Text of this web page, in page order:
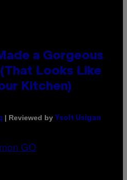
a Gorgeous
Looks Like
Kitchen)
| Reviewed by Ysolt Usigan